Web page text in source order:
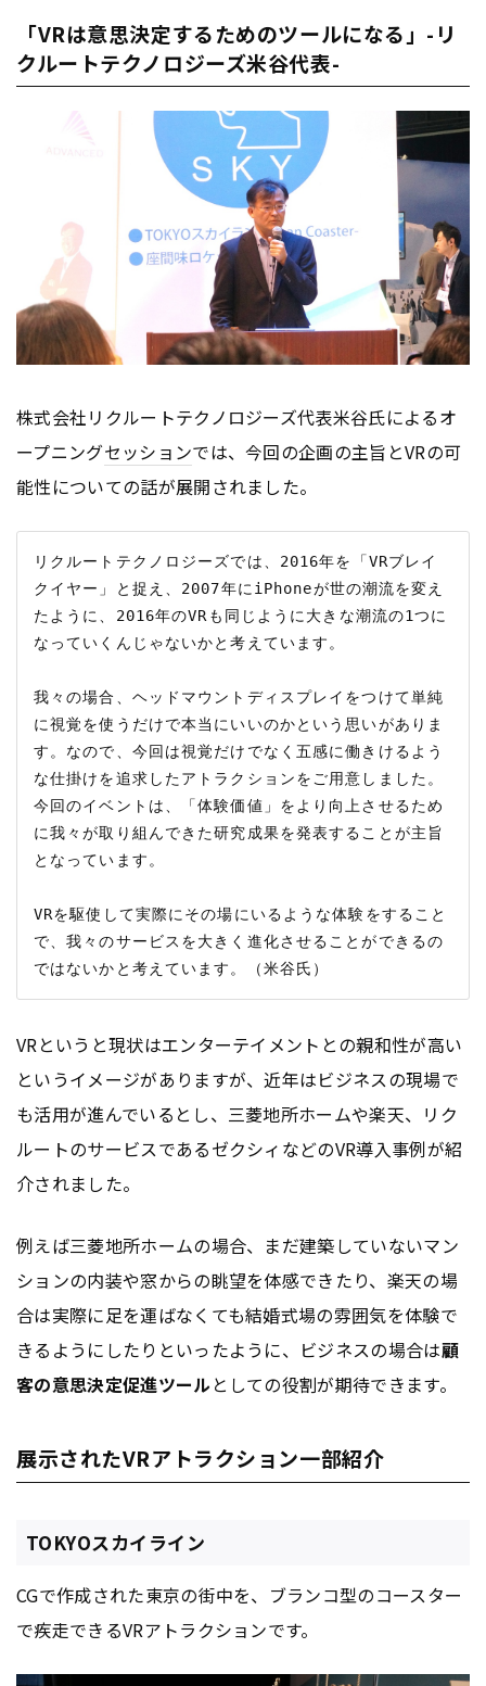
「VRは意思決定するためのツールになる」-リ
クルートテクノロジーズ米谷代表-
株式会社リクルートテクノロジーズ代表米谷氏によるオ
ープニングセッションでは、今回の企画の主旨とVRの可
能性についての話が展開されました。
リクルートテクノロジーズでは、2016年を「VRブレイ
クイヤー」と捉え、2007年にiPhoneが世の潮流を変え
たように、2016年のVRも同じように大きな潮流の1つに
なっていくんじゃないかと考えています。
我々の場合、ヘッドマウントディスプレイをつけて単純
に視覚を使うだけで本当にいいのかという思いがありま
す。なので、今回は視覚だけでなく五感に働きけるよう
な仕掛けを追求したアトラクションをご用意しました。
今回のイベントは、「体験価値」をより向上させるため
に我々が取り組んできた研究成果を発表することが主旨
となっています。
VRを駆使して実際にその場にいるような体験をすること
で、我々のサービスを大きく進化させることができるの
VRというと現状はエンターテイメントとの親和性が高い
というイメージがありますが、近年はビジネスの現場で
も活用が進んでいるとし、三菱地所ホームや楽天、リク
ルートのサービスであるゼクシィなどのVR導入事例が紹
介されました。
例えば三菱地所ホームの場合、まだ建築していないマン
ションの内装や窓からの眺望を体感できたり、楽天の場
合は実際に足を運ばなくても結婚式場の雰囲気を体験で
きるようにしたりといったように、ビジネスの場合は顧
客の意思決定促進ツールとしての役割が期待できます。
展示されたVRアトラクション一部紹介
TOKYOスカイライン
CGで作成された東京の街中を、ブランコ型のコースター
で疾走できるVRアトラクションです。